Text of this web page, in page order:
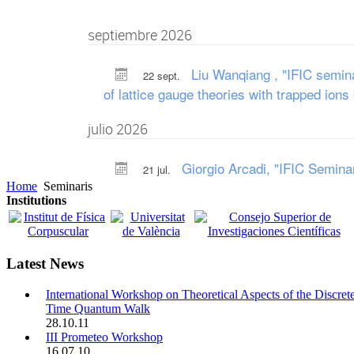
Home Seminaris
Institutions
Latest News
International Workshop on Theoretical Aspects of the
Time Quantum Walk
28.10.11
III Prometeo Workshop